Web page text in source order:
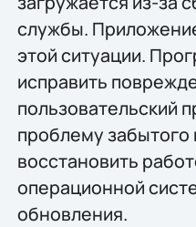
службы.
этой ситуации.
исправить
пользовательский
проблему забытого
восстановить
операционной
обновления.